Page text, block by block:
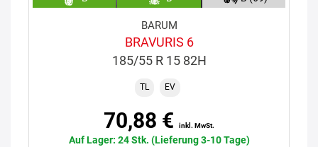
BARUM
BRAVURIS 6
185/55 R 15 82H
TL EV
70,88 € inkl. MwSt.
Auf Lager: 24 Stk. (Lieferung 3-10 Tage)